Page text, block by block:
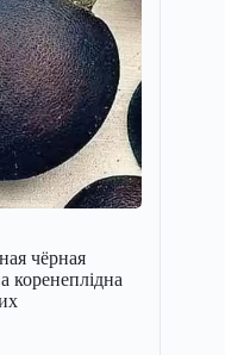
чёрная
коренеплідна